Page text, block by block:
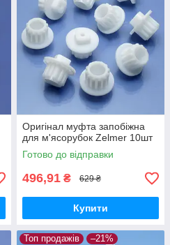
Оригінал муфта запобіжна
для м'ясорубок Zelmer 10шт
Готово до відправки
496,91 ₴ 629 ₴
Купити
Топ продажів –21%